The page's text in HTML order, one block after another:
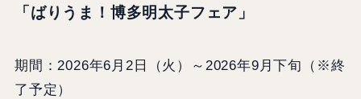
「ばりうま！博多明太子フェア」
期間：2026年6月2日（火）～2026年9月下旬（※終
了予定）